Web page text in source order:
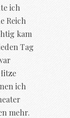
ich
Reich
kam
Tag
ich
mehr.